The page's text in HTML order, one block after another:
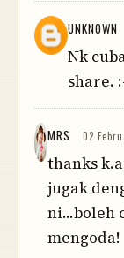
UNKNOWN
Nk
share.
MRS 02
thanks
jugak
ni...boleh
mengoda!